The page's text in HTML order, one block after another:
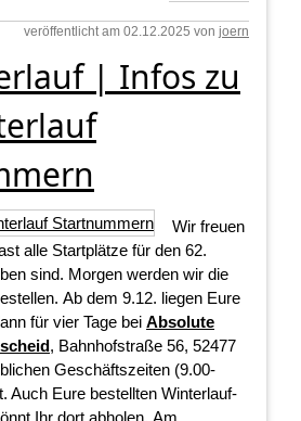
veröffentlicht am 02.12.2025 von joern
| Infos zu
Wir freuen
alle Startplätze für den 62.
sind. Morgen werden wir die
Ab dem 9.12. liegen Eure
für vier Tage bei Absolute
, Bahnhofstraße 56, 52477
Geschäftszeiten (9.00-
Auch Eure bestellten Winterlauf-
Ihr dort abholen. Am